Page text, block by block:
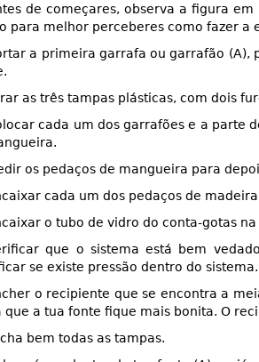
de começares, observa a figura
para melhor perceberes como fazer a
a primeira garrafa ou garrafão (A),
as três tampas plásticas, com dois
cada um dos garrafões e a parte
os pedaços de mangueira para
cada um dos pedaços de
o tubo de vidro do conta-gotas
que o sistema está bem
se existe pressão dentro do sistema.
o recipiente que se encontra a
que a tua fonte fique mais bonita. O
bem todas as tampas.